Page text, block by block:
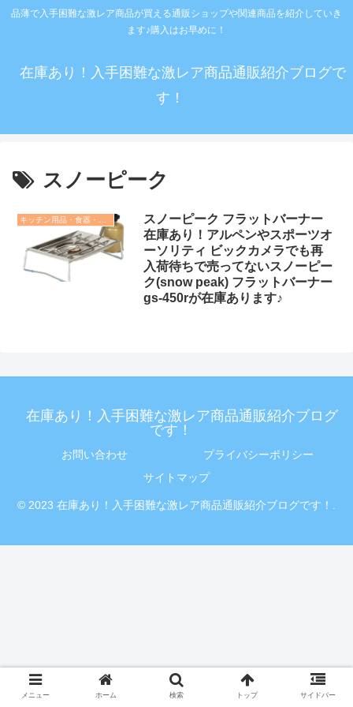
品薄で入手困難な激レア商品が買える通販ショップや関連商品を紹介していき
ます♪購入はお早めに！
在庫あり！入手困難な激レア商品通販紹介ブログで
す！
スノーピーク
スノーピーク フラットバーナー
在庫あり！アルペンやスポーツオ
ーソリティ ビックカメラでも再
入荷待ちで売ってないスノーピー
ク(snow peak) フラットバーナー
gs-450rが在庫あります♪
在庫あり！入手困難な激レア商品通販紹介ブログ
です！
お問い合わせ
プライバシーポリシー
サイトマップ
© 2023 在庫あり！入手困難な激レア商品通販紹介ブログです！.
メニュー ホーム 検索 トップ サイドバー